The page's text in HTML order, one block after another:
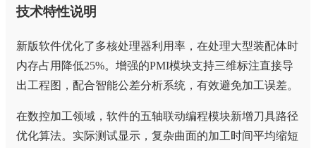
技术特性说明
新版软件优化了多核处理器利用率，在处理大型装配体时
内存占用降低25%。增强的PMI模块支持三维标注直接导
出工程图，配合智能公差分析系统，有效避免加工误差。
在数控加工领域，软件的五轴联动编程模块新增刀具路径
优化算法。实际测试显示，复杂曲面的加工时间平均缩短